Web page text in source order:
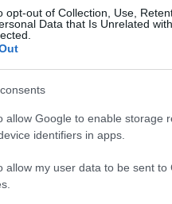
opt-out of Collection, Use,
Data that Is Unrelated
allow Google to enable storage
identifiers in apps.
allow my user data to be sent
los inversoresen el
esta tendencia.
una notable capacidad
artificial que previsiblemente
en un entorno
un período de
y ajustes